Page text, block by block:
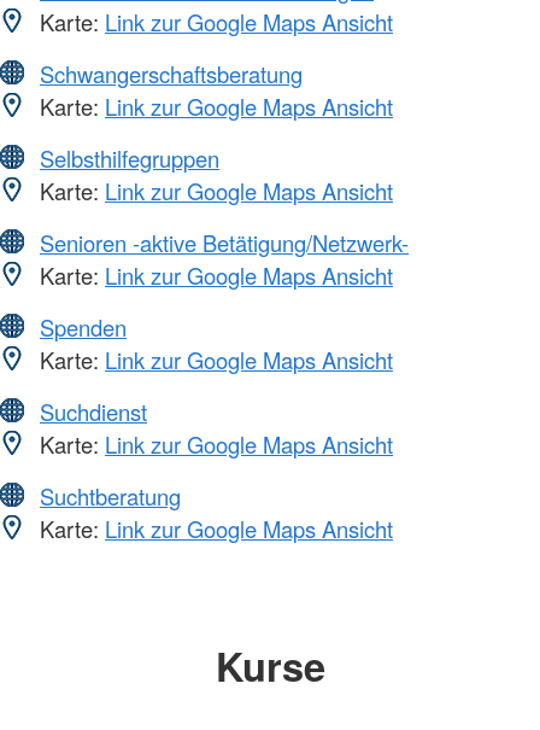
Karte: Link zur Google Maps Ansicht
Schwangerschaftsberatung
Karte: Link zur Google Maps Ansicht
Selbsthilfegruppen
Karte: Link zur Google Maps Ansicht
Senioren -aktive Betätigung/Netzwerk-
Karte: Link zur Google Maps Ansicht
Spenden
Karte: Link zur Google Maps Ansicht
Suchdienst
Karte: Link zur Google Maps Ansicht
Suchtberatung
Karte: Link zur Google Maps Ansicht
Kurse